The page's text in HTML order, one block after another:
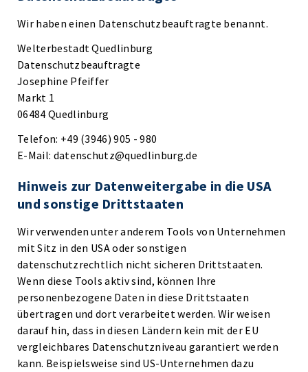
Wir haben einen Datenschutzbeauftragte benannt.
Welterbestadt Quedlinburg
Datenschutzbeauftragte
Josephine Pfeiffer
Markt 1
06484 Quedlinburg
Telefon: +49 (3946) 905 - 980
E-Mail: datenschutz@quedlinburg.de
Hinweis zur Datenweitergabe in die USA
und sonstige Drittstaaten
Wir verwenden unter anderem Tools von Unternehmen
mit Sitz in den USA oder sonstigen
datenschutzrechtlich nicht sicheren Drittstaaten.
Wenn diese Tools aktiv sind, können Ihre
personenbezogene Daten in diese Drittstaaten
übertragen und dort verarbeitet werden. Wir weisen
darauf hin, dass in diesen Ländern kein mit der EU
vergleichbares Datenschutzniveau garantiert werden
kann. Beispielsweise sind US-Unternehmen dazu